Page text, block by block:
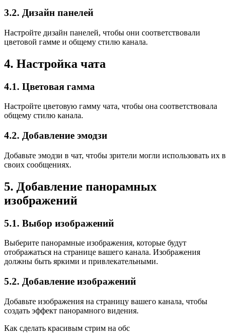
3.2. Дизайн панелей
Настройте дизайн панелей, чтобы они соответствовали
цветовой гамме и общему стилю канала.
4. Настройка чата
4.1. Цветовая гамма
Настройте цветовую гамму чата, чтобы она соответствовала
общему стилю канала.
4.2. Добавление эмодзи
Добавьте эмодзи в чат, чтобы зрители могли использовать их в
своих сообщениях.
5. Добавление панорамных
изображений
5.1. Выбор изображений
Выберите панорамные изображения, которые будут
отображаться на странице вашего канала. Изображения
должны быть яркими и привлекательными.
5.2. Добавление изображений
Добавьте изображения на страницу вашего канала, чтобы
создать эффект панорамного видения.
Как сделать красивым стрим на обс